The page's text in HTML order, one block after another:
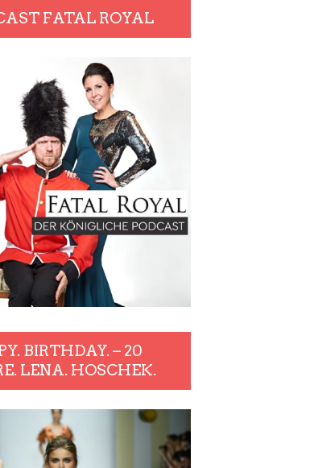
FATAL ROYAL
BIRTHDAY. – 20
LENA. HOSCHEK.